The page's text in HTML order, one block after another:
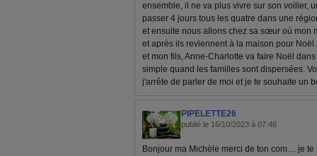
ensemble, il ne va plus vivre sur son voilier,
passer 4 jours tous les quatre dans une
et ensuite nous allons chez sa sœur où mon
et après ils reviennent à la maison pour
et mon fils, Anne-Charlotte va faire Noël
simple quand les familles sont dispersées.
j'arrête de parler de moi et je te souhaite un
PIPELETTE26
publié le 16/10/2023 à 07:46
Bonjour ma Michèle merci de ton com… je